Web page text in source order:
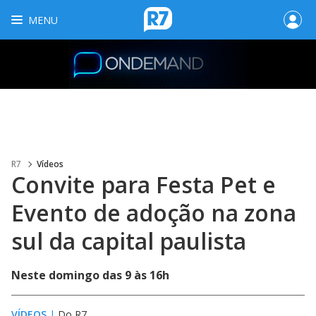
MENU
R7 Vídeos
Convite para Festa Pet e
Evento de adoção na zona
sul da capital paulista
Neste domingo das 9 às 16h